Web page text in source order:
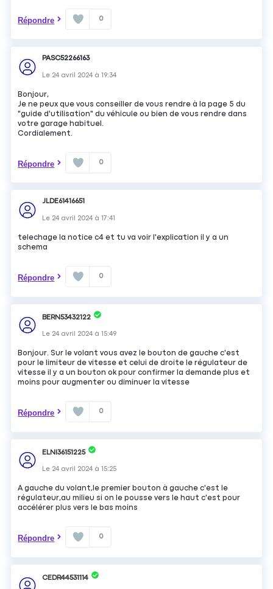
Répondre 0
PASC52266163
Le 24 avril 2024 à19:34
Bonjour,
Je ne peux que vous conseiller de vous rendre à la page 5 du
"guide d'utilisation" du véhicule ou bien de vous rendre dans
votre garage habituel.
Cordialement.
Répondre 0
JLDE61416651
Le 24 avril 2024 à17:41
telechage la notice c4 et tu va voir l'explication il y a un
schema
Répondre 0
BERN53432122
Le 24 avril 2024 à15:49
Bonjour. Sur le volant vous avez le bouton de gauche c'est
pour le limiteur de vitesse et celui de droite le régulateur de
vitesse il y a un bouton ok pour confirmer la demande plus et
moins pour augmenter ou diminuer la vitesse
Répondre 0
ELNI36151225
Le 24 avril 2024 à15:25
A gauche du volant,le premier bouton à gauche c'est le
régulateur,au milieu si on le pousse vers le haut c'est pour
accélérer plus vers le bas moins
Répondre 0
CEDR44531114